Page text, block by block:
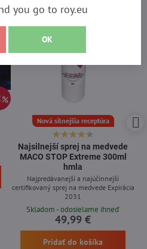
Nová silnejšia receptúra
Najsilnejší sprej na medvede
MACO STOP Extreme 300ml
hmla
Najpredávanejší a najúčinnejší
certifikovaný sprej na medvede Expirácia
2031
Skladom - odosielame ihneď
49,99 €
Pridať do košíka
you go to roy.eu
OK